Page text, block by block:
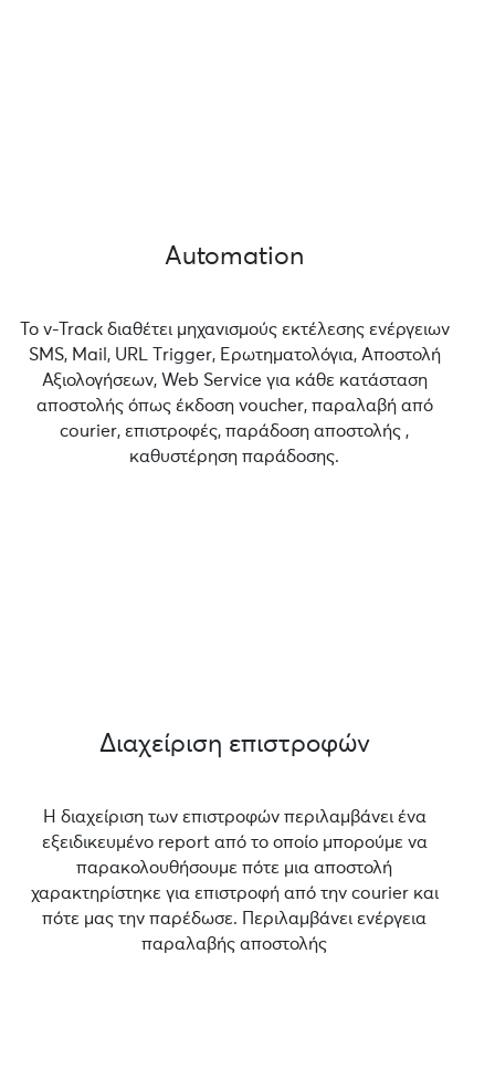
Automation
Το v-Track διαθέτει μηχανισμούς εκτέλεσης ενέργειων
SMS, Mail, URL Τrigger, Ερωτηματολόγια, Αποστολή
Αξιολογήσεων, Web Service για κάθε κατάσταση
αποστολής όπως έκδοση voucher, παραλαβή από
courier, επιστροφές, παράδοση αποστολής ,
καθυστέρηση παράδοσης.
Διαχείριση επιστροφών
Η διαχείριση των επιστροφών περιλαμβάνει ένα
εξειδικευμένο report από το οποίο μπορούμε να
παρακολουθήσουμε πότε μια αποστολή
χαρακτηρίστηκε για επιστροφή από την courier και
πότε μας την παρέδωσε. Περιλαμβάνει ενέργεια
παραλαβής αποστολής